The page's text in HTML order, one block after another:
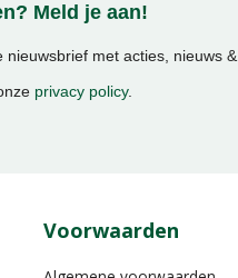
Meld je aan!
met acties, nieuws &
privacy policy.
Voorwaarden